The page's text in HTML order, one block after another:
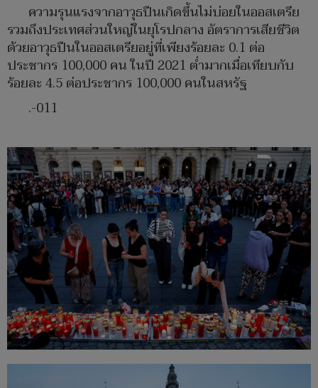
ความรุนแรงจากอาวุธปืนเกิดขึ้นไม่บ่อยในออสเตรีย
รวมถึงประเทศส่วนใหญ่ในยุโรปกลาง อัตราการเสียชีวิต
ด้วยอาวุธปืนในออสเตรียอยู่ที่เพียงร้อยละ 0.1 ต่อ
ประชากร 100,000 คน ในปี 2021 ต่ำมากเมื่อเทียบกับ
ร้อยละ 4.5 ต่อประชากร 100,000 คนในสหรัฐ
.-011